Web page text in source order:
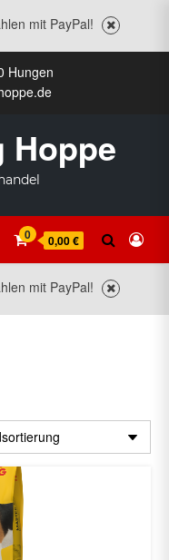
mit PayPal!
Hungen
Hoppe
0 0,00 €
mit PayPal!